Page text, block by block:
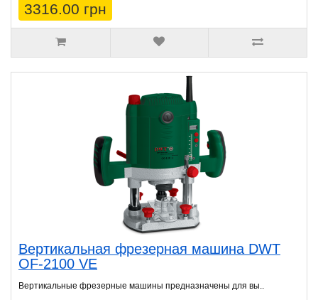
3316.00 грн
Вертикальная фрезерная машина DWT
OF-2100 VE
Вертикальные фрезерные машины предназначены для вы..